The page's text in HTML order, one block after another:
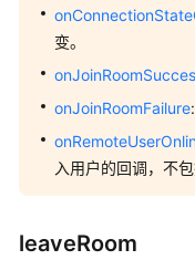
实
考
客
端
变。
onJoinRoomFailure
入用户的回调，不包
leaveRoom